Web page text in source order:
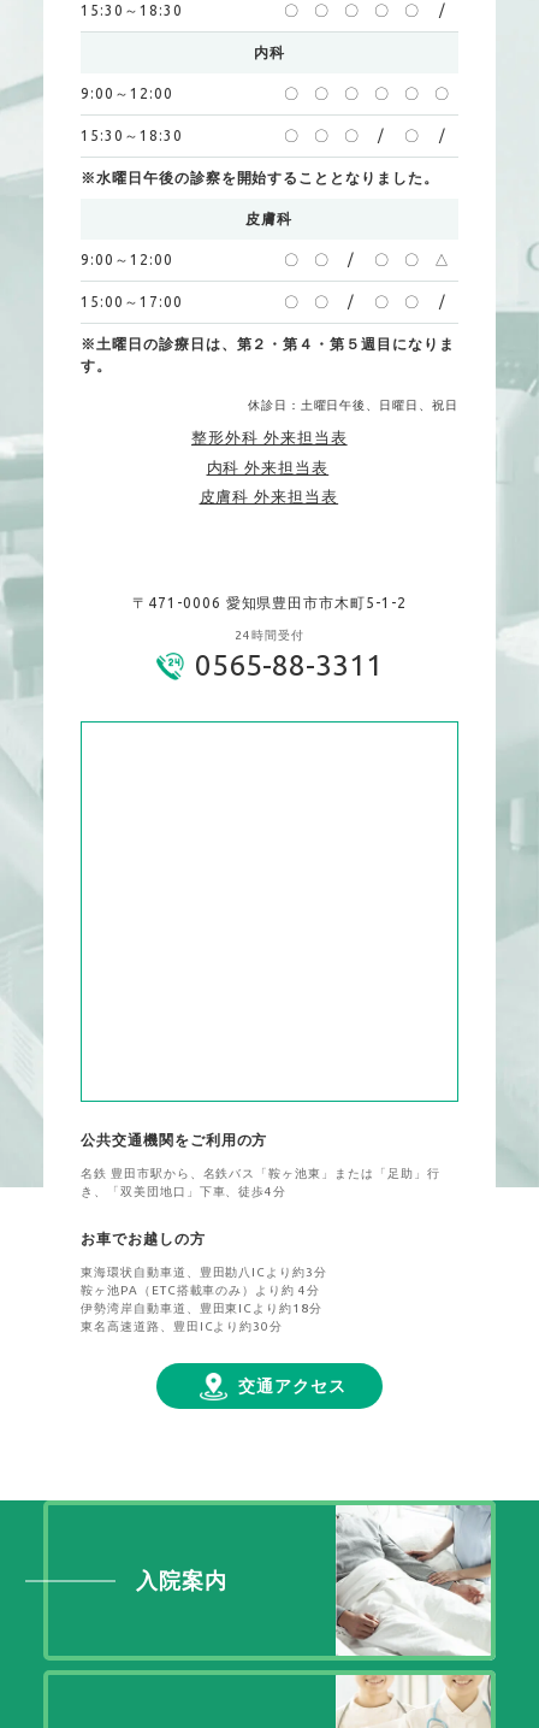
15:30～18:30 〇 〇 〇 〇 〇 /
内科
9:00～12:00 〇 〇 〇 〇 〇 〇
15:30～18:30 〇 〇 〇 / 〇 /
※水曜日午後の診察を開始することとなりました。
皮膚科
9:00～12:00 〇 〇 / 〇 〇 △
15:00～17:00 〇 〇 / 〇 〇 /
※土曜日の診療日は、第２・第４・第５週目になりま
す。
休診日：土曜日午後、日曜日、祝日
整形外科 外来担当表
内科 外来担当表
皮膚科 外来担当表
〒471-0006 愛知県豊田市市木町5-1-2
24時間受付
0565-88-3311
公共交通機関をご利用の方
名鉄 豊田市駅から、名鉄バス「鞍ヶ池東」または「足助」行
き、「双美団地口」下車、徒歩4分
お車でお越しの方
東海環状自動車道、豊田勘八ICより約3分
鞍ヶ池PA（ETC搭載車のみ）より約 4分
伊勢湾岸自動車道、豊田東ICより約18分
東名高速道路、豊田ICより約30分
交通アクセス
入院案内